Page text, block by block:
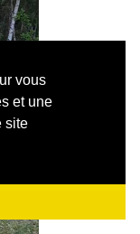
vous
et une
site